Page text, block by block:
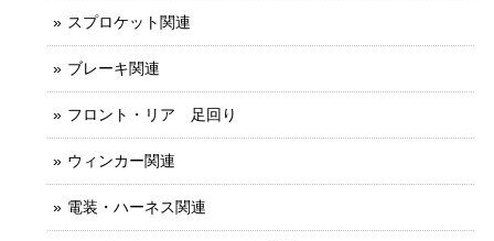
スプロケット関連
ブレーキ関連
フロント・リア 足回り
ウィンカー関連
電装・ハーネス関連